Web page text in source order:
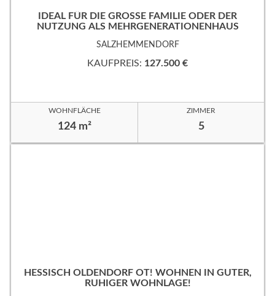
IDEAL FÜR DIE GROSSE FAMILIE ODER DER
NUTZUNG ALS MEHRGENERATIONENHAUS
SALZHEMMENDORF
KAUFPREIS: 127.500 €
WOHNFLÄCHE
124 m²
ZIMMER
5
HESSISCH OLDENDORF OT! WOHNEN IN GUTER,
RUHIGER WOHNLAGE!